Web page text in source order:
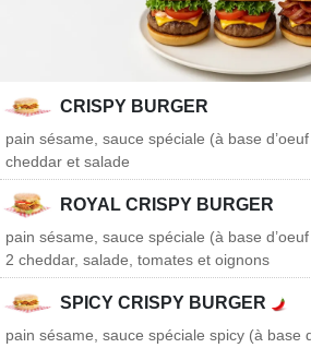
CRISPY BURGER
pain sésame, sauce spéciale (à base
cheddar et salade
ROYAL CRISPY BURGER
pain sésame, sauce spéciale (à base
2 cheddar, salade, tomates et oignons
SPICY CRISPY BURGER
pain sésame, sauce spéciale spicy (à base